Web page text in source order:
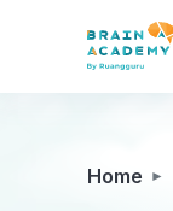
Home